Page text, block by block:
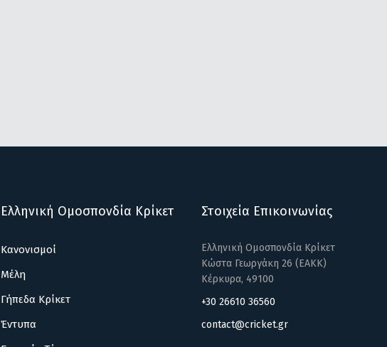
Ελληνική Ομοσπονδία Κρίκετ
Κανονισμοί
Μέλη
Γήπεδα Κρίκετ
Έντυπα
Στοιχεία Επικοινωνίας
Ελληνική Ομοσπονδία Κρίκετ
Κώστα Γεωργάκη 26 (ΕΑΚΚ)
Κέρκυρα, 49100
+30 26610 36560
contact@cricket.gr